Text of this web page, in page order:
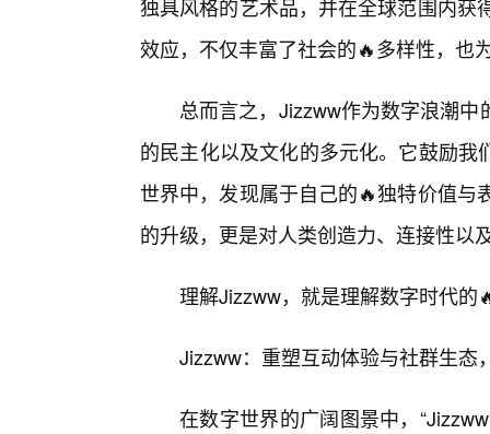
独具风格的艺术品，并在全球范围内获
效应，不仅丰富了社会的🔥多样性，也
总而言之，Jizzww作为数字浪潮
的民主化以及文化的多元化。它鼓励
世界中，发现属于自己的🔥独特价值
的升级，更是对人类创造力、连接性以
理解Jizzww，就是理解数字时代
Jizzww：重塑互动体验与社群生态
在数字世界的广阔图景中，